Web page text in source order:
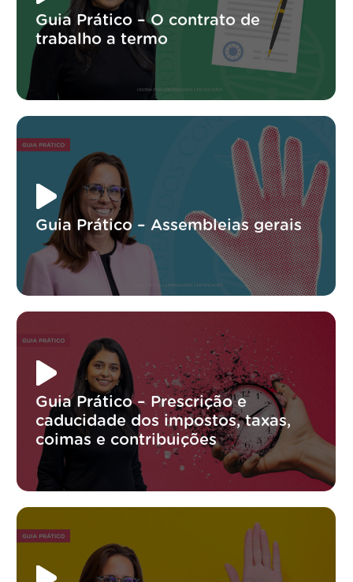
Guia Prático – O contrato de
trabalho a termo
Guia Prático – Assembleias gerais
Guia Prático – Prescrição e
caducidade dos impostos, taxas,
coimas e contribuições